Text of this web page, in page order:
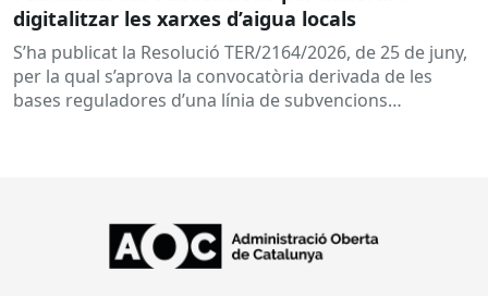
digitalitzar les xarxes d’aigua locals
S’ha publicat la Resolució TER/2164/2026, de 25 de juny,
per la qual s’aprova la convocatòria derivada de les
bases reguladores d’una línia de subvencions